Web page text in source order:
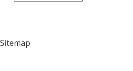
Sitemap